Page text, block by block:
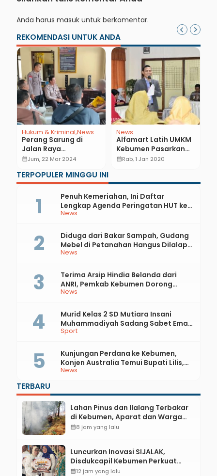
Anda harus masuk untuk berkomentar.
REKOMENDASI UNTUK ANDA
Hukum & Kriminal News
Perang Sarung di
Jalan Raya
Kutowinangun–
Diamankan
calendar_monthJum, 22 Mar 2024
News
Alfamart Latih UMKM
Kebumen Pasarkan
Produk ke Pasar
calendar_monthRab, 1 Jan 2020
TERPOPULER MINGGU INI
News
Penuh Kemeriahan, Ini Daftar
Lengkap Agenda Peringatan HUT ke-
81 RI dan Hari Jadi ke-397 Kabupaten
News
Diduga dari Bakar Sampah, Gudang
Mebel di Petanahan Hangus Dilalap
Api
News
Terima Arsip Hindia Belanda dari
ANRI, Pemkab Kebumen Dorong
Integrasi Sejarah, Geopark, dan
Sport
Murid Kelas 2 SD Mutiara Insani
Muhammadiyah Sadang Sabet Emas
dan Perak di Kejurda Tapak Suci
News
Kunjungan Perdana ke Kebumen,
Konjen Australia Temui Bupati Lilis,
Ini yang Dibahas
TERBARU
Lahan Pinus dan Ilalang Terbakar
di Kebumen, Aparat dan Warga
Padamkan Api Secara Manual
calendar_month8 jam yang lalu
Luncurkan Inovasi SIJALAK,
Disdukcapil Kebumen Perkuat
Jejaring Literasi Adminduk hingga
calendar_month12 jam yang lalu